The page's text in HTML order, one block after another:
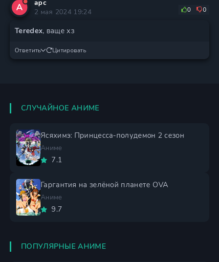
А
арс
2 мая 2024 19:24
0 0
Teredex, ваще хз
Ответить Цитировать
СЛУЧАЙНОЕ АНИМЕ
Ясяхимэ: Принцесса-полудемон 2 сезон
Аниме
7.1
Гаргантия на зелёной планете OVA
Аниме
9.7
ПОПУЛЯРНЫЕ АНИМЕ